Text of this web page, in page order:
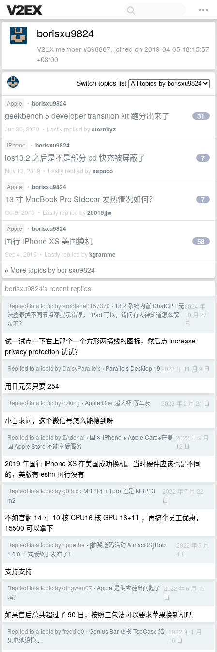
borisxu9824
V2EX member #398867, joined on 2019-04-05 18:15:57
+08:00
Switch topics list
Apple • borisxu9824
geekbench 5 developer transition kit 跑分出来了
Jun 30, 2020 • Lastly replied byeternityz
31
iPhone • borisxu9824
ios13.2 之后是不是部分 pd 快充被屏蔽了
Nov 13, 2019 • Lastly replied byxspoco
7
Apple • borisxu9824
13 寸 MacBook Pro Sidecar 发热情况如何？
Oct 9, 2019 • Lastly replied by20015jjw
7
Apple • borisxu9824
国行 iPhone XS 美国换机
Sep 4, 2019 • Lastly replied bykgramme
58
» More topics by borisxu9824
borisxu9824's recent replies
Replied to a topic by arnolehe0157370 › 18.2 系统内置 ChatGPT 无
法登录换不同节点都提示错误， iPad 可以，请问有大神知道怎么解
决不？
2024 年
10 月 27
日
试一试点一下右上那个一个方形两横线的图标，然后点 increase
privacy protection 试试？
Replied to a topic by DaisyParallels › Parallels Desktop 19 2023 年 11 月 9 日
用日元买只要 254
Replied to a topic by ozking › Apple One 超大杯 等车友 2023 年 2 月 21 日
小白求问，这个微信号怎么能搜到呀
Replied to a topic by ZAdonai › 国区 iPhone + Apple Care+在美
国 Apple Store 不能享受服务
2022 年 9 月
12 日
2019 年国行 iPhone XS 在美国成功换机。当时硬件应该也是不同
的，美版有 esim 国行没有
Replied to a topic by g0thic › MBP14 m1pro 还是 MBP13
m2
2022 年 7 月 22
日
不如官翻 14 寸 10 核 CPU16 核 GPU 16+1T ，再搞个员工优惠，
15500 可以拿下
Replied to a topic by ripperhe › [抽奖送码活动 & macOS] Bob
1.0.0 正式版终于发布了！
2022 年 7 月
4 日
支持支持
Replied to a topic by dingwen07 › Apple 是供应链出问题了
吗？
2022 年 6 月 16
日
如果售后总共超过了 90 日，按照三包法可以要求苹果换新机吧
Replied to a topic by freddie0 › Genius Bar 更换 TopCase 结
果电池没换...
2022 年 1 月
16 日